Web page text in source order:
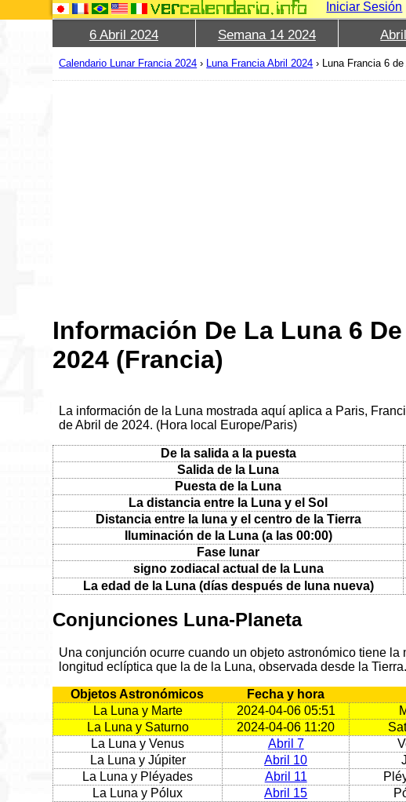
Iniciar Sesión
6 Abril 2024 Semana 14 2024
Calendario Lunar Francia 2024 › Luna Francia Abril 2024 › Luna Francia 6
Información De La Luna 6
2024 (Francia)
La información de la Luna mostrada aquí aplica a Paris,
de Abril de 2024. (Hora local Europe/Paris)
De la salida a la puesta
Salida de la Luna
Puesta de la Luna
La distancia entre la Luna y el Sol
Distancia entre la luna y el centro de la Tierra
Iluminación de la Luna (a las 00:00)
Fase lunar
signo zodiacal actual de la Luna
La edad de la Luna (días después de luna nueva)
Conjunciones Luna-Planeta
Una conjunción ocurre cuando un objeto astronómico tiene
longitud eclíptica que la de la Luna, observada desde la
Objetos Astronómicos Fecha y hora
La Luna y Marte
2024-04-06 05:51
La Luna y Saturno
2024-04-06 11:20
La Luna y Venus
Abril 7
La Luna y Júpiter
Abril 10
La Luna y Pléyades
Abril 11
La Luna y Pólux
Abril 15